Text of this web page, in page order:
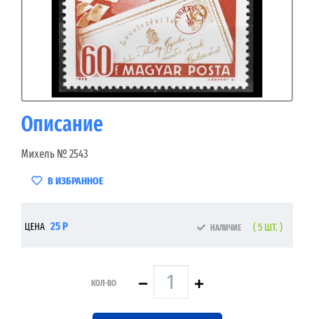
Описание
Михель № 2543
В ИЗБРАННОЕ
ЦЕНА 25 Р НАЛИЧИЕ ( 5 ШТ. )
КОЛ-ВО